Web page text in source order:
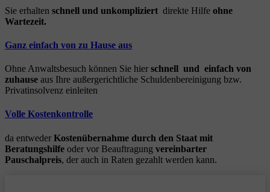
Sie erhalten schnell und unkompliziert direkte Hilfe ohne
Wartezeit.
Ganz einfach von zu Hause aus
Ohne Anwaltsbesuch können Sie hier schnell und einfach von
zuhause aus Ihre außergerichtliche Schuldenbereinigung bzw.
Privatinsolvenz einleiten
Volle Kostenkontrolle
da entweder Kostenübernahme durch den Staat mit
Beratungshilfe oder vor Beauftragung vereinbarter
Pauschalpreis, der auch in Raten gezahlt werden kann.